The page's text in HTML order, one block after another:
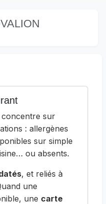
concentre sur
: allergènes
sur simple
ou absents.
, et reliés à
une
une carte